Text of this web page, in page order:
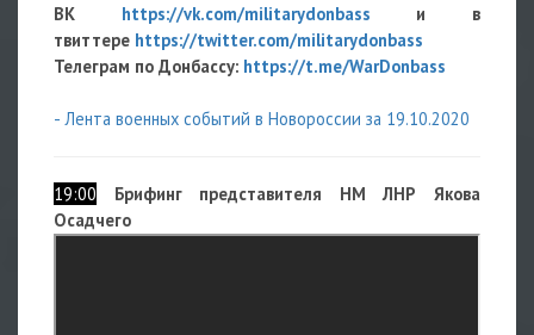
ВК https://vk.com/militarydonbass и в
твиттере https://twitter.com/militarydonbass
Телеграм по Донбассу: https://t.me/WarDonbass
- Лента военных событий в Новороссии за 19.10.2020
19:00
Брифинг представителя НМ ЛНР Якова
Осадчего